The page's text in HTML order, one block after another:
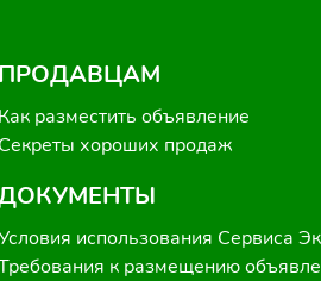
ПРОДАВЦАМ
Как разместить объявление
Секреты хороших продаж
использования Сервиса
к размещению